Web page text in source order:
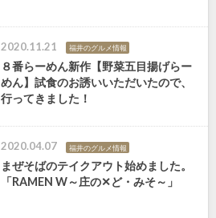
2020.11.21 福井のグルメ情報
８番らーめん新作【野菜五目揚げらー
めん】試食のお誘いいただいたので、
行ってきました！
2020.04.07 福井のグルメ情報
まぜそばのテイクアウト始めました。
「RAMEN W～庄の✕ど・みそ～」